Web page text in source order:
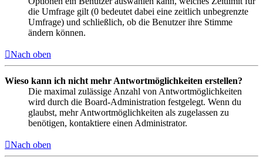
die Umfrage gilt (0 bedeutet dabei eine zeitlich unbegrenzte
Umfrage) und schließlich, ob die Benutzer ihre Stimme
ändern können.
Nach oben
Wieso kann ich nicht mehr Antwortmöglichkeiten erstellen?
Die maximal zulässige Anzahl von Antwortmöglichkeiten
wird durch die Board-Administration festgelegt. Wenn du
glaubst, mehr Antwortmöglichkeiten als zugelassen zu
benötigen, kontaktiere einen Administrator.
Nach oben